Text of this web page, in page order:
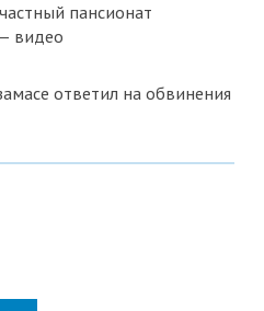
пансионат
видео
ответил на обвинения